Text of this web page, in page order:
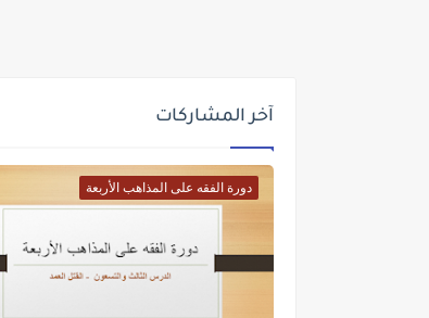
آخر المشاركات
دورة الفقه على المذاهب الأربعة